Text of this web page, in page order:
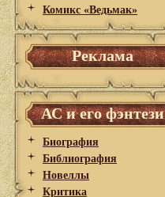
Комикс «Ведьмак»
Реклама
АС и его фэнтези
Биография
Библиография
Новеллы
Критика